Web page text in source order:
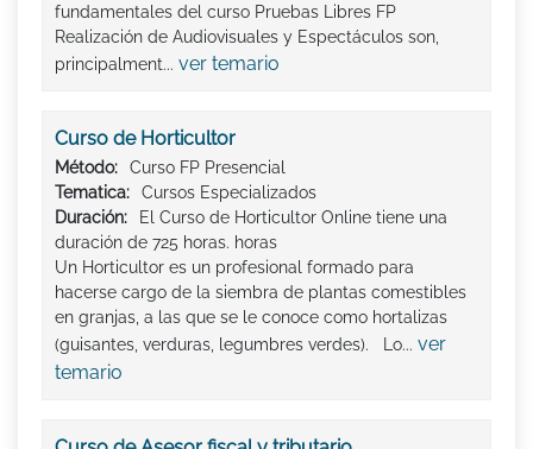
fundamentales del curso Pruebas Libres FP
Realización de Audiovisuales y Espectáculos son,
principalment... ver temario
Curso de Horticultor
Método:
Curso FP Presencial
Tematica:
Cursos Especializados
Duración:
El Curso de Horticultor Online tiene una
duración de 725 horas. horas
Un Horticultor es un profesional formado para
hacerse cargo de la siembra de plantas comestibles
en granjas, a las que se le conoce como hortalizas
(guisantes, verduras, legumbres verdes). Lo... ver
temario